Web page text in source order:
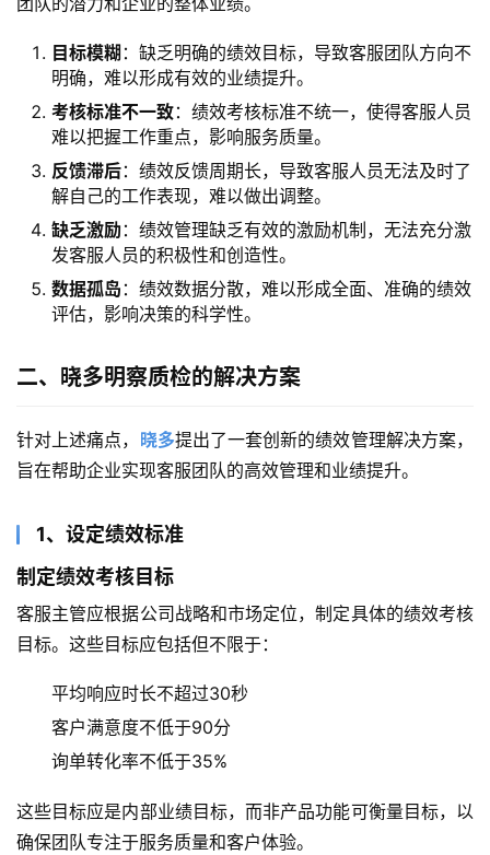
目标模糊 ：缺乏明确的绩效目标，导致客服团队方向不
明确，难以形成有效的业绩提升。
考核标准不一致：绩效考核标准不统一，使得客服人员
难以把握工作重点，影响服务质量。
反馈滞后：绩效反馈周期长，导致客服人员无法及时了
解自己的工作表现，难以做出调整。
缺乏激励：绩效管理缺乏有效的激励机制，无法充分激
发客服人员的积极性和创造性。
数据孤岛 ：绩效数据分散，难以形成全面、准确的绩效
评估，影响决策的科学性。
二、晓多明察质检的解决方案
针对上述痛点， 晓多提出了一套创新的绩效管理解决方案，
旨在帮助企业实现客服团队的高效管理和业绩提升。
1、设定绩效标准
制定绩效考核目标
客服主管应根据公司战略和市场定位，制定具体的绩效考核
目标。这些目标应包括但不限于：
平均响应时长不超过30秒
客户满意度不低于90分
询单转化率不低于35%
这些目标应是内部业绩目标，而非产品功能可衡量目标，以
确保团队专注于服务质量和客户体验。